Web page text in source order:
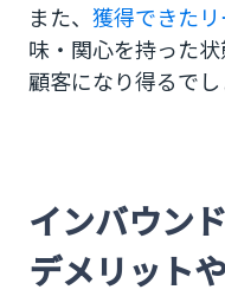
また、 獲得できたリ
味・関心を持った
顧客になり得るでし
インバウン
デメリット